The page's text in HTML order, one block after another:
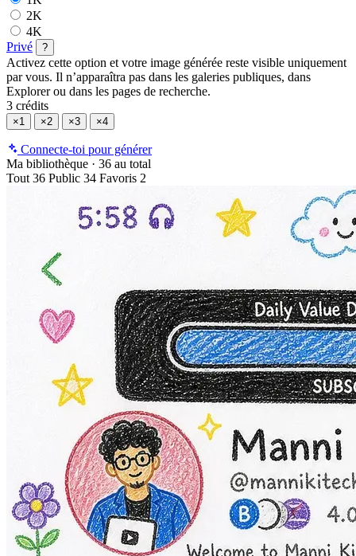
2K
4K
Privé
?
Activez cette option et votre image générée reste visible uniquement
par vous. Il n’apparaîtra pas dans les galeries publiques, dans
Explorer ou dans les pages de recherche.
3 crédits
×1 ×2 ×3 ×4
Connecte-toi pour générer
Ma bibliothèque · 36 au total
Tout 36 Public 34 Favoris 2